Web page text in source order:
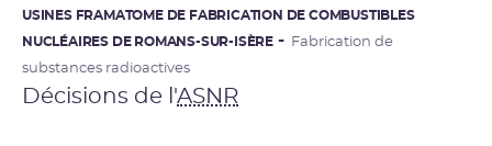
USINES FRAMATOME DE FABRICATION DE COMBUSTIBLES
NUCLÉAIRES DE ROMANS-SUR-ISÈRE
Fabrication de
substances radioactives
Décisions de l'ASNR